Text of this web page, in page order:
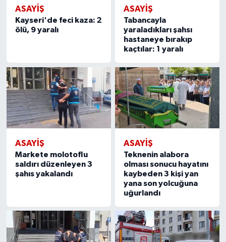
ASAYIŞ
Kayseri'de feci kaza: 2
ölü, 9 yaralı
ASAYIŞ
Tabancayla
yaraladıkları şahsı
hastaneye bırakıp
kaçtılar: 1 yaralı
ASAYIŞ
Markete molotoflu
saldırı düzenleyen 3
şahıs yakalandı
ASAYIŞ
Teknenin alabora
olması sonucu hayatını
kaybeden 3 kişi yan
yana son yolcuğuna
uğurlandı